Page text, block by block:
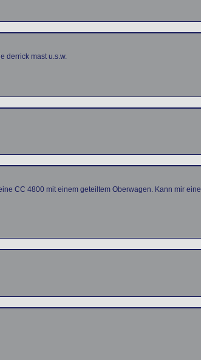
derrick mast u.s.w.
CC 4800 mit einem geteiltem Oberwagen. Kann mir